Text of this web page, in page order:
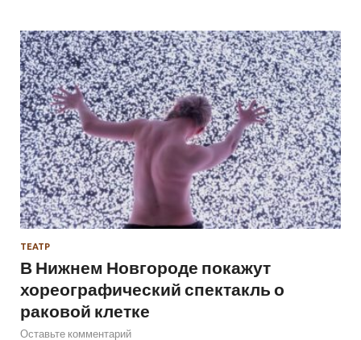
ТЕАТР
В Нижнем Новгороде покажут
хореографический спектакль о
раковой клетке
Оставьте комментарий